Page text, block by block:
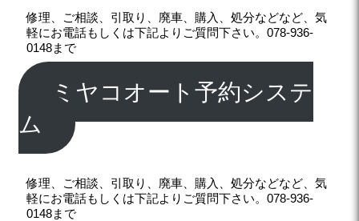
修理、ご相談、引取り、廃車、購入、処分などなど、気
軽にお電話もしくは下記よりご質問下さい。078-936-
0148まで
ミヤコオート予約システ
ム
修理、ご相談、引取り、廃車、購入、処分などなど、気
軽にお電話もしくは下記よりご質問下さい。078-936-
0148まで